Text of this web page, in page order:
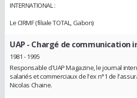
INTERNATIONAL :
Le CIRMF (filiale TOTAL, Gabon)
UAP - Chargé de communication
1981 - 1995
Responsable d'UAP Magazine, le journal
salariés et commerciaux de l'ex n°1 de
Nicolas Chaine.